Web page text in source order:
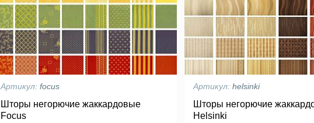
Артикул: focus
Шторы негорючие жаккардовые
Focus
Артикул:helsinki
Шторы негорючие
Helsinki